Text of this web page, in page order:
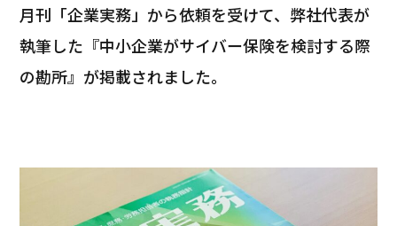
月刊「企業実務」から依頼を受けて、弊社代表が
執筆した『中小企業がサイバー保険を検討する際
の勘所』が掲載されました。